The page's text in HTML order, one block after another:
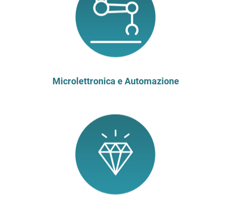
Microlettronica e Automazione